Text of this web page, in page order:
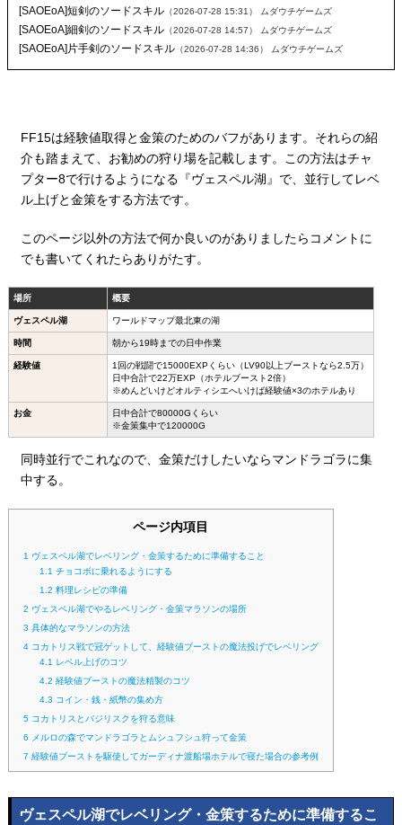
[SAOEoA]短剣のソードスキル （2026-07-28 15:31） ムダウチゲームズ
[SAOEoA]細剣のソードスキル （2026-07-28 14:57） ムダウチゲームズ
[SAOEoA]片手剣のソードスキル （2026-07-28 14:36） ムダウチゲームズ
FF15は経験値取得と金策のためのバフがあります。それらの紹
介も踏まえて、お勧めの狩り場を記載します。この方法はチャ
プター8で行けるようになる『ヴェスペル湖』で、並行してレベ
ル上げと金策をする方法です。
このページ以外の方法で何か良いのがありましたらコメントに
でも書いてくれたらありがたす。
場所 概要
ヴェスペル湖 ワールドマップ最北東の湖
時間 朝から19時までの日中作業
経験値
1回の戦闘で15000EXPくらい（LV90以上ブーストなら2.5万）
日中合計で22万EXP（ホテルブースト2倍）
※めんどいけどオルティシエへいけば経験値×3のホテルあり
お金
日中合計で80000Gくらい
※金策集中で120000G
同時並行でこれなので、金策だけしたいならマンドラゴラに集
中する。
ページ内項目
1 ヴェスペル湖でレベリング・金策するために準備すること
1.1 チョコボに乗れるようにする
1.2 料理レシピの準備
2 ヴェスペル湖でやるレベリング・金策マラソンの場所
3 具体的なマラソンの方法
4コカトリス戦で冠ゲットして、経験値ブーストの魔法投げでレベリング
4.1 レベル上げのコツ
4.2 経験値ブーストの魔法精製のコツ
4.3 コイン・銭・紙幣の集め方
5コカトリスとバジリスクを狩る意味
6 メルロの森でマンドラゴラとムシュフシュ狩って金策
7 経験値ブーストを駆使してガーディナ渡船場ホテルで寝た場合の参考例
ヴェスペル湖でレベリング・金策するために準備するこ